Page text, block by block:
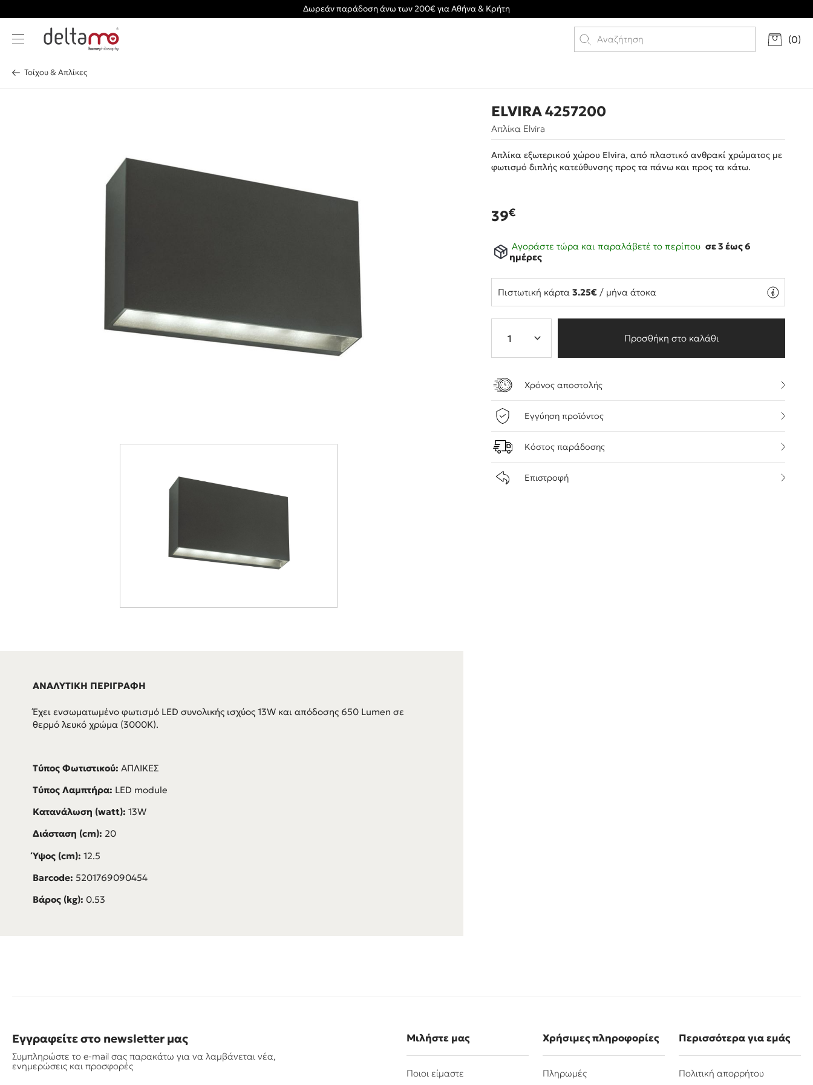
Δωρεάν παράδοση άνω των 200€ για Αθήνα & Κρήτη
(0)
Τοίχου & Απλίκες
ΑΝΑΛΥΤΙΚΗ ΠΕΡΙΓΡΑΦΗ
Έχει ενσωματωμένο φωτισμό LED συνολικής ισχύος 13W και απόδοσης 650 Lumen σε
θερμό λευκό χρώμα (3000K).
Τύπος Φωτιστικού: ΑΠΛΙΚΕΣ
Τύπος Λαμπτήρα: LED module
Κατανάλωση (watt): 13W
Διάσταση (cm): 20
Ύψος (cm): 12.5
Barcode: 5201769090454
Βάρος (kg): 0.53
ELVIRA 4257200
Απλίκα Elvira
Απλίκα εξωτερικού χώρου Elvira, από πλαστικό ανθρακί χρώματος με
φωτισμό διπλής κατεύθυνσης προς τα πάνω και προς τα κάτω.
39€
Αγοράστε τώρα και παραλάβετέ το περίπου σε 3 έως 6
ημέρες
Πιστωτική κάρτα3.25€ / μήνα άτοκα
Προσθήκη στο καλάθι
Χρόνος αποστολής
Εγγύηση προϊόντος
Κόστος παράδοσης
Επιστροφή
Εγγραφείτε στο newsletter μας
Συμπληρώστε το e-mail σας παρακάτω για να λαμβάνεται νέα,
ενημερώσεις και προσφορές
Μιλήστε μας
Ποιοι είμαστε
Χρήσιμες πληροφορίες
Πληρωμές
Περισσότερα για εμάς
Πολιτική απορρήτου